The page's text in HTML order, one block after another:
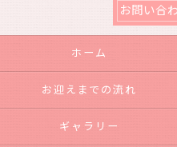
お問い合
ホーム
お迎えまでの流れ
ギャラリー